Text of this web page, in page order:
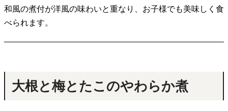
和風の煮付が洋風の味わいと重なり、お子様でも美味しく食
べられます。
大根と梅とたこのやわらか煮